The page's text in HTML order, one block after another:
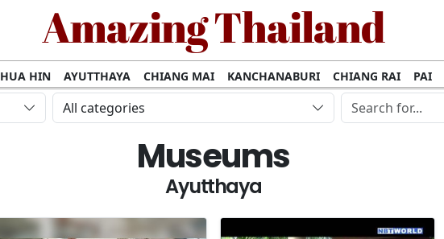
Amazing Thailand
HUA HIN AYUTTHAYA CHIANG MAI KANCHANABURI CHIANG RAI PAI
All categories
Museums
Ayutthaya